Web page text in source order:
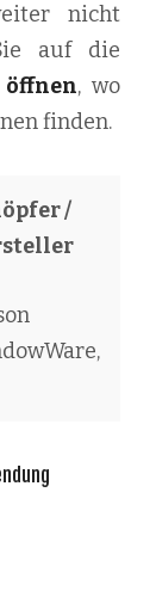
nicht
auf die
, wo
finden.
/